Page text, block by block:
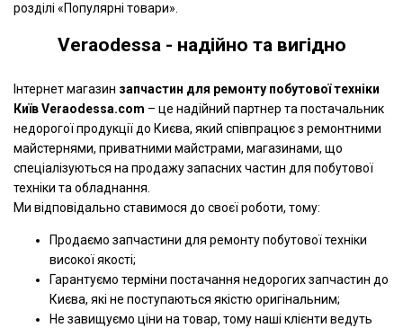
розділі «Популярні товари».
Veraodessa - надійно та вигідно
Інтернет магазин запчастин для ремонту побутової техніки
Київ Veraodessa.com – це надійний партнер та постачальник
недорогої продукції до Києва, який співпрацює з ремонтними
майстернями, приватними майстрами, магазинами, що
спеціалізуються на продажу запасних частин для побутової
техніки та обладнання.
Ми відповідально ставимося до своєї роботи, тому:
Продаємо запчастини для ремонту побутової техніки
високої якості;
Гарантуємо терміни постачання недорогих запчастин до
Києва, які не поступаються якістю оригінальним;
Не завищуємо ціни на товар, тому наші клієнти ведуть